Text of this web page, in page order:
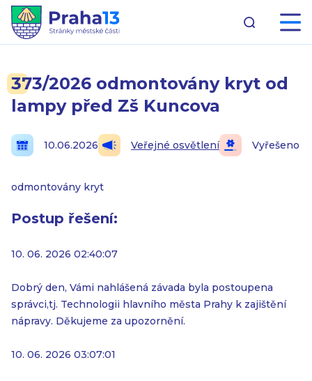
373/2026 odmontovány kryt od
lampy před Zš Kuncova
10.06.2026 Veřejné osvětlení Vyřešeno
odmontovány kryt
Postup řešení:
10. 06. 2026 02:40:07
Dobrý den, Vámi nahlášená závada byla postoupena
správci,tj. Technologii hlavního města Prahy k zajištění
nápravy. Děkujeme za upozornění.
10. 06. 2026 03:07:01